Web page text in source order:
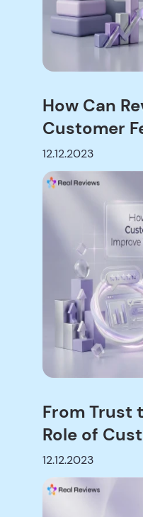
How Can
Customer
Integrated
Marketing?
12.12.2023
From Trust
Role of
12.12.2023